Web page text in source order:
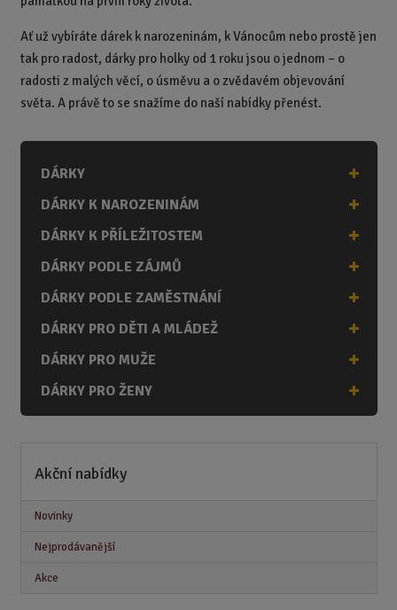
Ať už vybíráte dárek k narozeninám, k Vánocům nebo prostě jen
tak pro radost, dárky pro holky od 1 roku jsou o jednom – o
radosti z malých věcí, o úsměvu a o zvědavém objevování
světa. A právě to se snažíme do naší nabídky přenést.
DÁRKY
DÁRKY K NAROZENINÁM
DÁRKY K PŘÍLEŽITOSTEM
DÁRKY PODLE ZÁJMŮ
DÁRKY PODLE ZAMĚSTNÁNÍ
DÁRKY PRO DĚTI A MLÁDEŽ
DÁRKY PRO MUŽE
DÁRKY PRO ŽENY
Akční nabídky
Novinky
Nejprodávanější
Akce